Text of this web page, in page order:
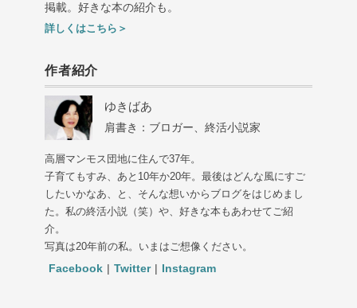
掲載。好きな本の紹介も。
詳しくはこちら＞
作者紹介
ゆきばあ
肩書き：ブロガー、終活小説家
高層マンモス団地に住んで37年。
子育てもすみ、あと10年か20年。最後はどんな風にすご
したいかなあ、と、そんな想いからブログをはじめまし
た。私の終活小説（笑）や、好きな本もあわせてご紹
介。
写真は20年前の私。いまはご想像ください。
Facebook | Twitter | Instagram